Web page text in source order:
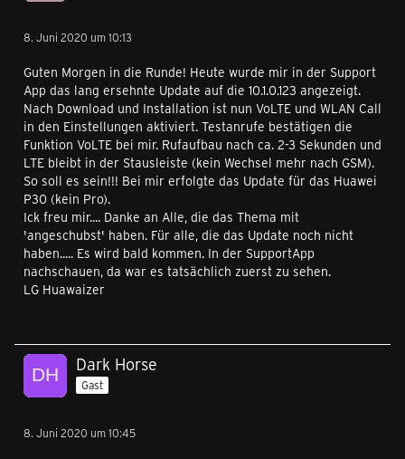
8. Juni 2020 um 10:13
Guten Morgen in die Runde! Heute wurde mir in der Support
App das lang ersehnte Update auf die 10.1.0.123 angezeigt.
Nach Download und Installation ist nun VoLTE und WLAN Call
in den Einstellungen aktiviert. Testanrufe bestätigen die
Funktion VoLTE bei mir. Rufaufbau nach ca. 2-3 Sekunden und
LTE bleibt in der Stausleiste (kein Wechsel mehr nach GSM).
So soll es sein!!! Bei mir erfolgte das Update für das Huawei
P30 (kein Pro).
Ick freu mir.... Danke an Alle, die das Thema mit
'angeschubst' haben. Für alle, die das Update noch nicht
haben..... Es wird bald kommen. In der SupportApp
nachschauen, da war es tatsächlich zuerst zu sehen.
LG Huawaizer
Dark Horse
Gast
8. Juni 2020 um 10:45